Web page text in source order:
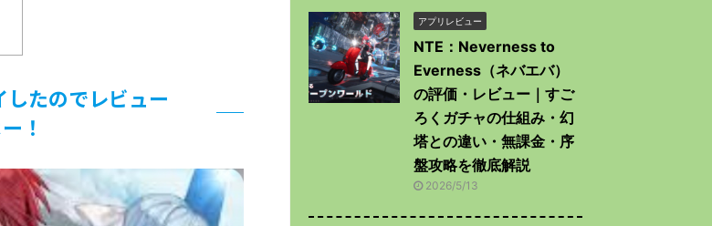
したのでレビュー
！
アプリレビュー
NTE：Neverness to
Everness（ネバエバ）
の評価・レビュー｜すご
ろくガチャの仕組み・幻
塔との違い・無課金・序
盤攻略を徹底解説
2026/5/13